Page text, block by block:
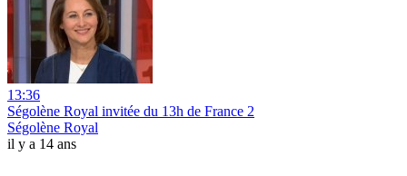
13:36
Ségolène Royal invitée du 13h de France 2
Ségolène Royal
il y a 14 ans